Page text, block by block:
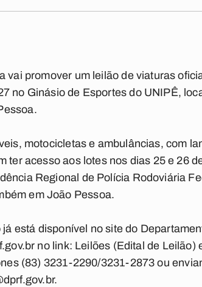
vai promover um leilão de viaturas
no Ginásio de Esportes do UNIPÊ,
motocicletas e ambulâncias, com
ter acesso aos lotes nos dias 25 e 26
Regional de Polícia Rodoviária
em João Pessoa.
está disponível no site do
no link: Leilões (Edital de Leilão)
(83) 3231-2290/3231-2873 ou
.